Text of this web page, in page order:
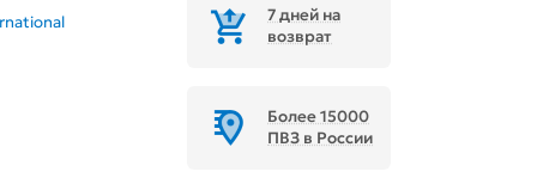
7 дней на
возврат
Более 15000
ПВЗ в России